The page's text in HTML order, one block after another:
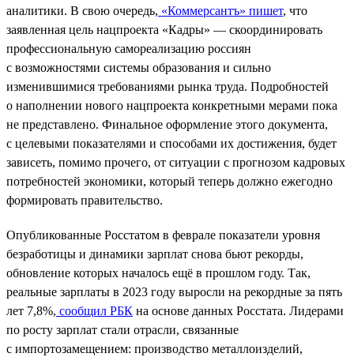
аналитики. В свою очередь, «Коммерсантъ» пишет, что
заявленная цель нацпроекта «Кадры» — скоординировать
профессиональную самореализацию россиян
с возможностями системы образования и сильно
изменившимися требованиями рынка труда. Подробностей
о наполнении нового нацпроекта конкретными мерами пока
не представлено. Финальное оформление этого документа,
с целевыми показателями и способами их достижения, будет
зависеть, помимо прочего, от ситуации с прогнозом кадровых
потребностей экономики, который теперь должно ежегодно
формировать правительство.
Опубликованные Росстатом в феврале показатели уровня
безработицы и динамики зарплат снова бьют рекорды,
обновление которых началось ещё в прошлом году. Так,
реальные зарплаты в 2023 году выросли на рекордные за пять
лет 7,8%, сообщил РБК на основе данных Росстата. Лидерами
по росту зарплат стали отрасли, связанные
с импортозамещением: производство металлоизделий,